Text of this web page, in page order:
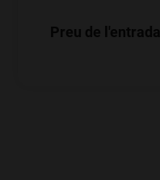
Preu de